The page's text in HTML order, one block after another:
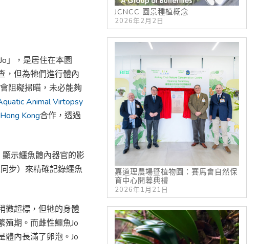
JCNCC 園景種植概念
2026年2月2日
嘉道理農場暨植物園：賽馬會自然保
育中心開幕典禮
2026年1月21日
」，是居住在本園
，但為牠們進行體內
阻礙掃瞄，未必能夠
Animal Virtopsy
Kong合作，透過
示鱷魚體內器官的影
步）來精確記錄鱷魚
微超標，但牠的身體
殖期。而雌性鱷魚Jo
體內長滿了卵泡。Jo